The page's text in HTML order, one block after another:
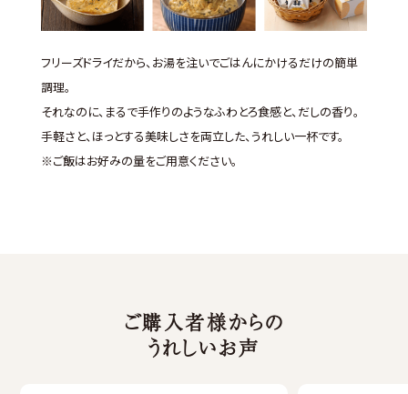
フリーズドライだから、お湯を注いでごはんにかけるだけの簡単
調理。
それなのに、まるで手作りのようなふわとろ食感と、だしの香り。
手軽さと、ほっとする美味しさを両立した、うれしい一杯です。
※ご飯はお好みの量をご用意ください。
ご購入者様からの
うれしいお声